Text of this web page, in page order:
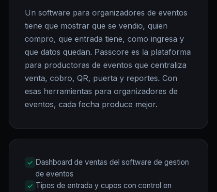
Un software para organizadores de eventos
tiene que mostrar que se vendio, quien
compro, que entrada tiene, como ingresa y
que datos quedan. Passcore es la plataforma
para productoras de eventos que centraliza
venta, cobro, QR, puerta y reportes. Con
esas herramientas para organizadores de
eventos, cada fecha produce mejor.
Dashboard de ventas del software de gestion
de eventos
Tipos de entrada y cupos con control en